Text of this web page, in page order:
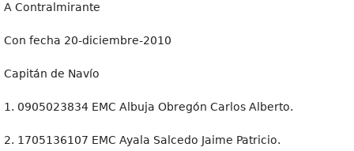
A Contralmirante
Con fecha 20-diciembre-2010
Capitán de Navío
1. 0905023834 EMC Albuja Obregón Carlos Alberto.
2. 1705136107 EMC Ayala Salcedo Jaime Patricio.